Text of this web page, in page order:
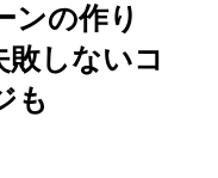
ンの作り
しないコ
も